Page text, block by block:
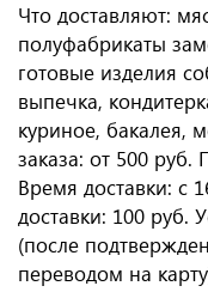
Что доставляют:
полуфабрикаты
готовые изделия
выпечка,
куриное, бакалея,
заказа: от 500 руб.
Время доставки: с
доставки: 100 руб.
(после
переводом на